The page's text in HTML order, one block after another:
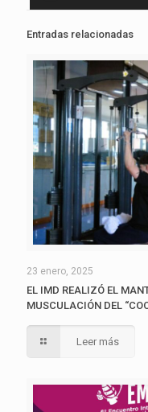
Entradas relacionadas
23 enero, 2025
EL IMD REALIZÓ EL
MUSCULACIÓN DEL
Leer más